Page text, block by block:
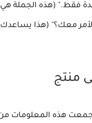
(هذه الجملة هي
معك؟" (هذا
منتج
هذه المعلومات